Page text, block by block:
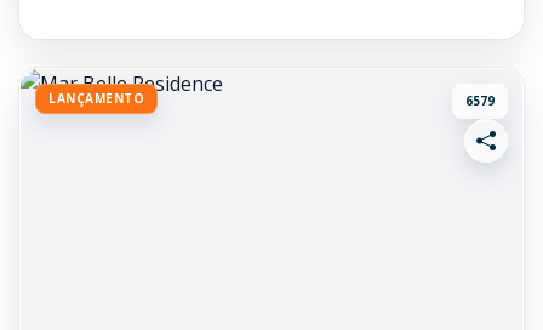
LANÇAMENTO 6579